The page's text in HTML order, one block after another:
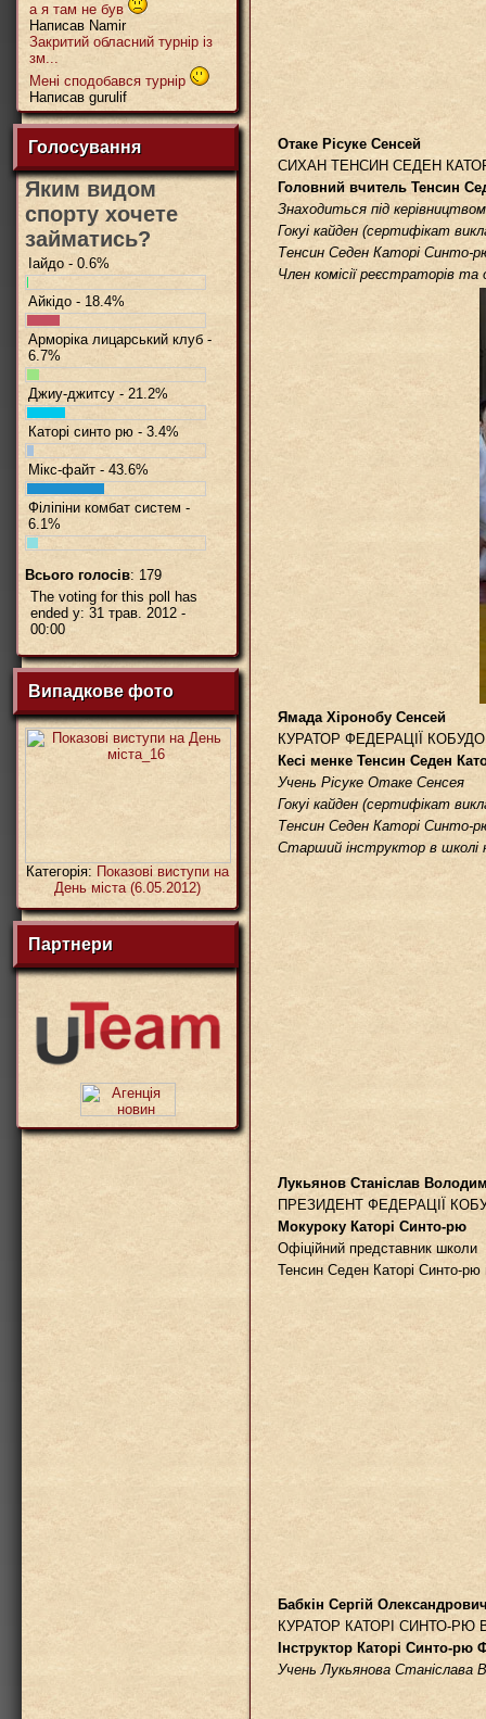
а я там не був
Написав Namir
Закритий обласний турнір із
зм...
Мені сподобався турнір
Написав gurulif
Голосування
Яким видом
спорту хочете
займатись?
Іайдо - 0.6%
Айкідо - 18.4%
Арморіка лицарський клуб -
6.7%
Джиу-джитсу - 21.2%
Каторі синто рю - 3.4%
Мікс-файт - 43.6%
Філіпіни комбат систем -
6.1%
Всього голосів: 179
The voting for this poll has
ended у: 31 трав. 2012 -
00:00
Випадкове фото
Категорія: Показові виступи на
День міста (6.05.2012)
Партнери
Отаке Рісуке Сенсей
СИХАН ТЕНСИН СЕДЕН
Головний вчитель Тенсин
Знаходиться під
Гокуі кайден (сертифікат
Тенсин Седен Каторі Синто-
Член комісії реєстраторів
Ямада Хіронобу Сенсей
КУРАТОР ФЕДЕРАЦІЇ КОБУДО
Кесі менке Тенсин Седен
Учень Рісуке Отаке Сенсея
Гокуі кайден (сертифікат
Тенсин Седен Каторі Синто-
Старший інструктор в школі
Лукьянов Станіслав
ПРЕЗИДЕНТ ФЕДЕРАЦІЇ
Мокуроку Каторі Синто-рю
Офіційний представник школи
Тенсин Седен Каторі Синто-рю
Бабкін Сергій
КУРАТОР КАТОРІ СИНТО-РЮ В
Інструктор Каторі Синто-рю
Учень Лукьянова Станіслава